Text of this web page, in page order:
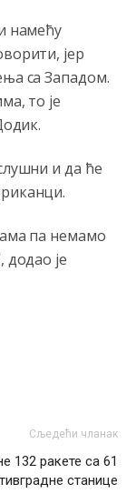
намећу
јер
са Западом.
то је
и да ће
па немамо
додао је
Сљедећи чланак
132 ракете са 61
станице
li.ako
vode
za građane
građanin i
dolaze da
izazivanje
biti